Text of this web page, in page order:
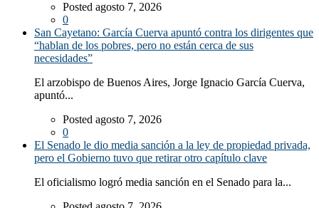
Posted agosto 7, 2026
0
San Cayetano: García Cuerva apuntó contra los dirigentes que
“hablan de los pobres, pero no están cerca de sus
necesidades”
El arzobispo de Buenos Aires, Jorge Ignacio García Cuerva,
apuntó...
Posted agosto 7, 2026
0
El Senado le dio media sanción a la ley de propiedad privada,
pero el Gobierno tuvo que retirar otro capítulo clave
El oficialismo logró media sanción en el Senado para la...